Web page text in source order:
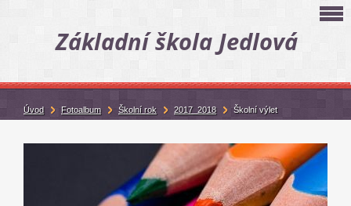
Základní škola Jedlová
Úvod Fotoalbum Školní rok 2017_2018 Školní výlet